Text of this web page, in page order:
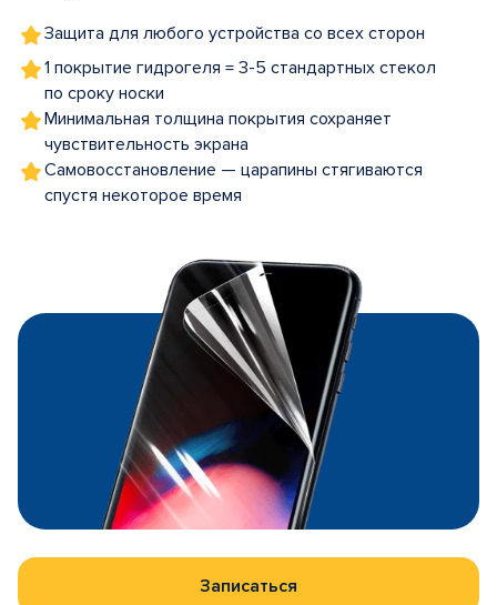
Защита для любого устройства со всех сторон
1 покрытие гидрогеля = 3-5 стандартных стекол
по сроку носки
Минимальная толщина покрытия сохраняет
чувствительность экрана
Самовосстановление — царапины стягиваются
спустя некоторое время
Записаться